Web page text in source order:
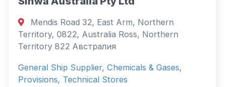
Mendis Road 32, East Arm, Northern
Territory, 0822, Australia Ross, Northern
Territory 822 Австралия
General Ship Supplier, Chemicals & Gases,
Provisions, Technical Stores